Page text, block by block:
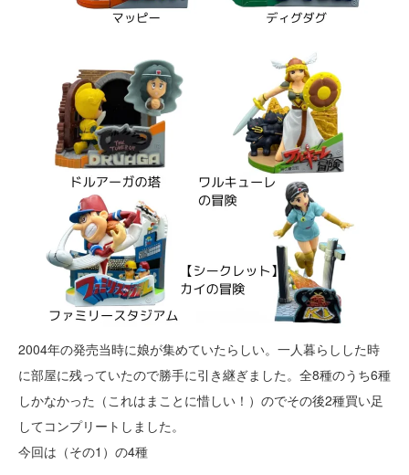
2004年の発売当時に娘が集めていたらしい。一人暮らしした時
に部屋に残っていたので勝手に引き継ぎました。全8種のうち6種
しかなかった（これはまことに惜しい！）のでその後2種買い足
してコンプリートしました。
今回は（その1）の4種